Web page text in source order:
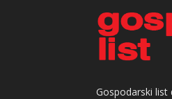
Gospodarski list